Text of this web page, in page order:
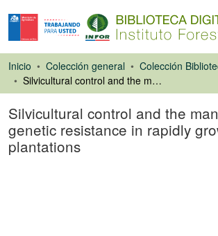
Inicio Colección general
Colección
Silvicultural control and the management of genetic resistance in rapidly growing plantations
Silvicultural control and the
genetic resistance in rapidly
plantations